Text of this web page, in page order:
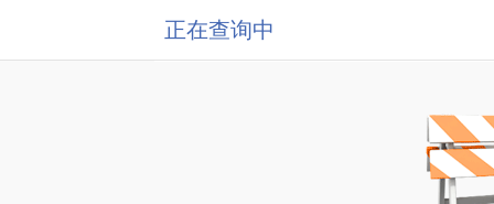
正在查询中